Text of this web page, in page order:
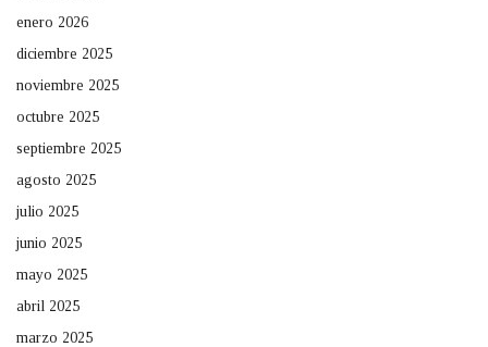
enero 2026
diciembre 2025
noviembre 2025
octubre 2025
septiembre 2025
agosto 2025
julio 2025
junio 2025
mayo 2025
abril 2025
marzo 2025